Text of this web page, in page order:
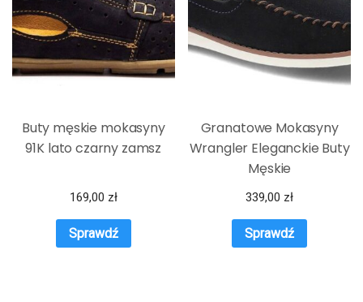
Buty męskie mokasyny
91K lato czarny zamsz
169,00 zł
Sprawdź
Granatowe Mokasyny
Wrangler Eleganckie Buty
Męskie
339,00 zł
Sprawdź